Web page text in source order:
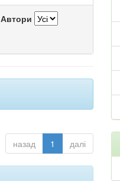
Автори
назад 1 далі